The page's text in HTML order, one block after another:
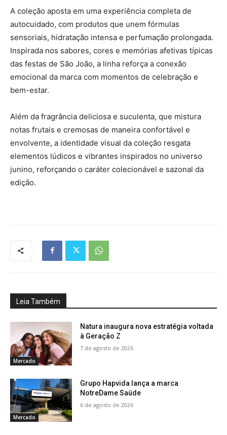
A coleção aposta em uma experiência completa de
autocuidado, com produtos que unem fórmulas
sensoriais, hidratação intensa e perfumação prolongada.
Inspirada nos sabores, cores e memórias afetivas típicas
das festas de São João, a linha reforça a conexão
emocional da marca com momentos de celebração e
bem-estar.
Além da fragrância deliciosa e suculenta, que mistura
notas frutais e cremosas de maneira confortável e
envolvente, a identidade visual da coleção resgata
elementos lúdicos e vibrantes inspirados no universo
junino, reforçando o caráter colecionável e sazonal da
edição.
Leia Também
Mercado
Natura inaugura nova estratégia voltada
à Geração Z
7 de agosto de 2026
Mercado
Grupo Hapvida lança a marca
NotreDame Saúde
6 de agosto de 2026